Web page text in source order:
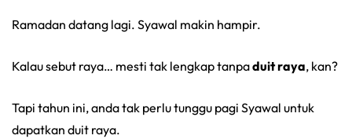
Ramadan datang lagi. Syawal makin hampir.
Kalau sebut raya… mesti tak lengkap tanpaduit raya, kan?
Tapi tahun ini, anda tak perlu tunggu pagi Syawal untuk
dapatkan duit raya.